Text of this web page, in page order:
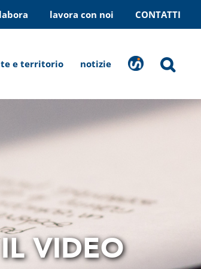
lavora con noi CONTATTI
e territorio notizie
stranaragione
VIDEO